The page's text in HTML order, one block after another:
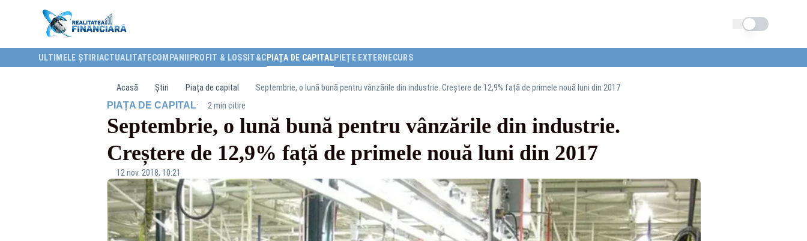
Schimba tema
ULTIMELE ȘTIRI ACTUALITATECOMPANII PROFIT & LOSS IT&C PIAȚA DE CAPITALPIEȚE EXTERNECURS
Acasă Știri Piața de capital Septembrie, o lună bună pentru vânzările din industrie. Creștere de 12,9% față de primele nouă luni din 2017
PIAȚA DE CAPITAL· 2 min citire
Septembrie, o lună bună pentru vânzările din industrie.
Creștere de 12,9% față de primele nouă luni din 2017
12 nov. 2018, 10:21